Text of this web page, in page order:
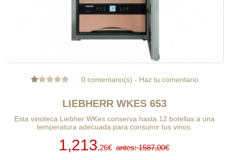
tu cuenta
0 comentario(s) - Haz tu comentario
LIEBHERR WKES 653
Esta vinoteca Liebher WKes conserva hasta 12 botellas a una
temperatura adecuada para consumir tus vinos.
1,213,26€ antes: 1587,00€